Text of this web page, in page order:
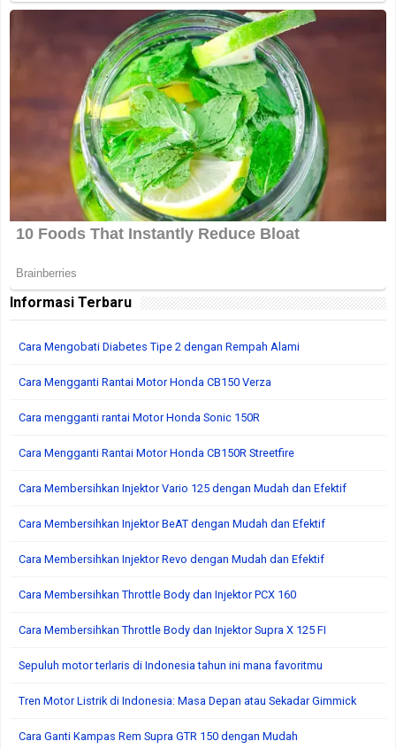
Informasi Terbaru
Cara Mengobati Diabetes Tipe 2 dengan Rempah Alami
Cara Mengganti Rantai Motor Honda CB150 Verza
Cara mengganti rantai Motor Honda Sonic 150R
Cara Mengganti Rantai Motor Honda CB150R Streetfire
Cara Membersihkan Injektor Vario 125 dengan Mudah dan Efektif
Cara Membersihkan Injektor BeAT dengan Mudah dan Efektif
Cara Membersihkan Injektor Revo dengan Mudah dan Efektif
Cara Membersihkan Throttle Body dan Injektor PCX 160
Cara Membersihkan Throttle Body dan Injektor Supra X 125 FI
Sepuluh motor terlaris di Indonesia tahun ini mana favoritmu
Tren Motor Listrik di Indonesia: Masa Depan atau Sekadar Gimmick
Cara Ganti Kampas Rem Supra GTR 150 dengan Mudah